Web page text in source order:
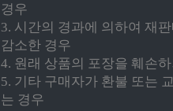
경우
3. 시간의 경과에 의하여 재
감소한 경우
4. 원래 상품의 포장을 훼손
5. 기타 구매자가 환불 또는
는 경우